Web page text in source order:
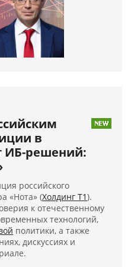
в
ИБ-решений:
российского
«Нота» (Холдинг Т1).
к отечественному
технологий,
политики, а также
дискуссиях и